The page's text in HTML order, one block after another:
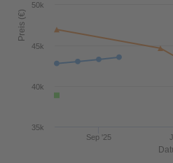
Preis (€)
Sep '25
40k
45k
50k
35k